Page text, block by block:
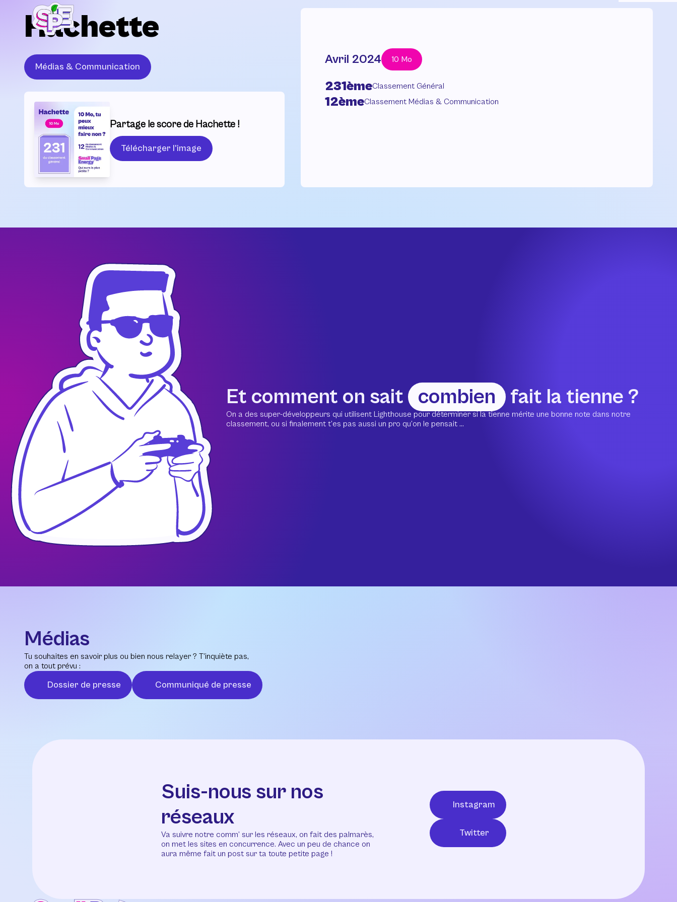
Hachette
Médias & Communication
Partage le score de Hachette !
Télécharger l'image
Avril 2024 10 Mo
231èmeClassement Général
12èmeClassement Médias & Communication
Et comment on sait combien fait la tienne ?
On a des super-développeurs qui utilisent Lighthouse pour déterminer si la tienne mérite une bonne note dans notre
classement, ou si finalement t’es pas aussi un pro qu’on le pensait ...
Médias
Tu souhaites en savoir plus ou bien nous relayer ? T’inquiète pas,
on a tout prévu :
Dossier de presse Communiqué de presse
Suis-nous sur nos
réseaux
Va suivre notre comm’ sur les réseaux, on fait des palmarès,
on met les sites en concurrence. Avec un peu de chance on
aura même fait un post sur ta toute petite page !
Instagram
Twitter